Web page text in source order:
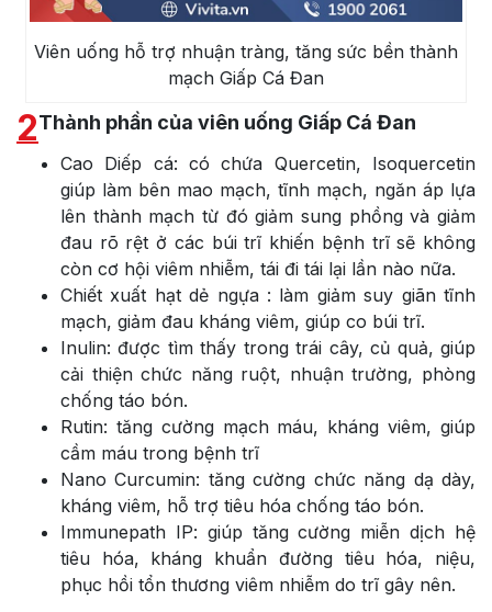
Viên uống hỗ trợ nhuận tràng, tăng sức bền thành
mạch Giấp Cá Đan
2Thành phần của viên uống Giấp Cá Đan
Cao Diếp cá: có chứa Quercetin, Isoquercetin
giúp làm bên mao mạch, tĩnh mạch, ngăn áp lựa
lên thành mạch từ đó giảm sung phồng và giảm
đau rõ rệt ở các búi trĩ khiến bệnh trĩ sẽ không
còn cơ hội viêm nhiễm, tái đi tái lại lần nào nữa.
Chiết xuất hạt dẻ ngựa : làm giảm suy giãn tĩnh
mạch, giảm đau kháng viêm, giúp co búi trĩ.
Inulin: được tìm thấy trong trái cây, củ quả, giúp
cải thiện chức năng ruột, nhuận trường, phòng
chống táo bón.
Rutin: tăng cường mạch máu, kháng viêm, giúp
cầm máu trong bệnh trĩ
Nano Curcumin: tăng cường chức năng dạ dày,
kháng viêm, hỗ trợ tiêu hóa chống táo bón.
Immunepath IP: giúp tăng cường miễn dịch hệ
tiêu hóa, kháng khuẩn đường tiêu hóa, niệu,
phục hồi tổn thương viêm nhiễm do trĩ gây nên.